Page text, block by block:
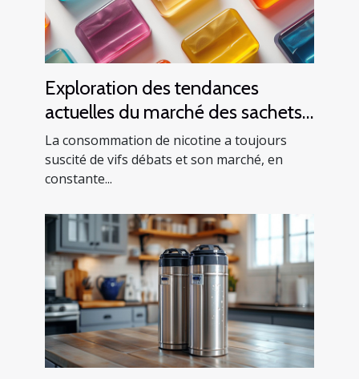
Exploration des tendances
actuelles du marché des sachets
de nicotine en Europe
La consommation de nicotine a toujours
suscité de vifs débats et son marché, en
constante...